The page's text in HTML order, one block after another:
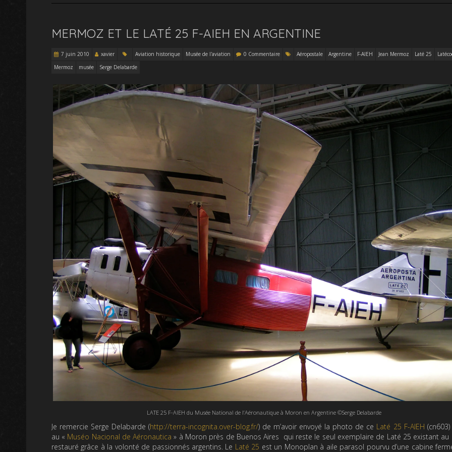
MERMOZ ET LE LATÉ 25 F-AIEH EN ARGENTINE
7 juin 2010 xavier Aviation historique Musée de l'aviation 0 Commentaire Aéropostale Argentine F-AIEH Jean Mermoz Laté 25
Mermoz
musée Serge Delabarde
LATE 25 F-AIEH du Musée National de l’Aéronautique à Moron en Argentine ©Serge Delabarde
Je remercie Serge Delabarde (http://terra-incognita.over-blog.fr/) de m’avoir envoyé la photo de ce Laté 25 F-AIEH
au « Muséo Nacional de Aéronautica » à Moron près de Buenos Aires qui reste le seul exemplaire de Laté 25 existant au
restauré grâce à la volonté de passionnés argentins. Le Laté 25 est un Monoplan à aile parasol pourvu d’une cabine